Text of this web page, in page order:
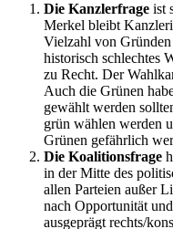
Die Kanzlerfrage ist
Merkel bleibt
Vielzahl von
historisch schlechtes
zu Recht. Der
Auch die Grünen
gewählt werden
grün wählen werden
Grünen gefährlich
Die Koalitionsfrage
in der Mitte des
allen Parteien außer
nach Opportunität
ausgeprägt rechts/